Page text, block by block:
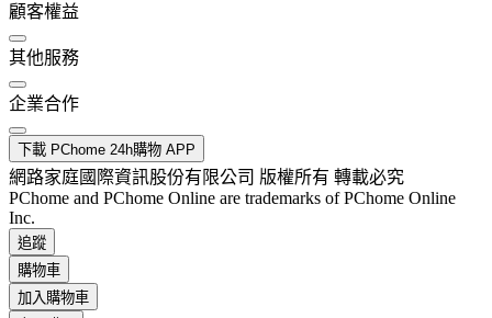
顧客權益
其他服務
企業合作
下載 PChome 24h購物 APP
網路家庭國際資訊股份有限公司 版權所有 轉載必究
PChome and PChome Online are trademarks of PChome Online
Inc.
追蹤
購物車
加入購物車